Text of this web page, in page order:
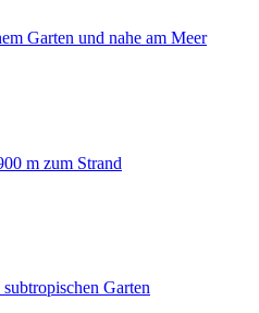
Garten und nahe am Meer
m zum Strand
Garten